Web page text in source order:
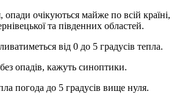
опади очікуються майже по всій країні,
та південних областей.
від 0 до 5 градусів тепла.
опадів, кажуть синоптики.
погода до 5 градусів вище нуля.